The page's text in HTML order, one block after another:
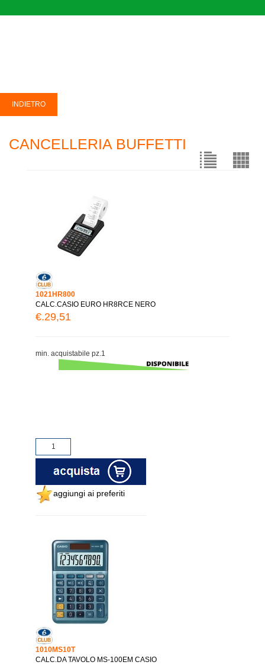
CANCELLERIA BUFFETTI
1021HR800
CALC.CASIO EURO HR8RCE NERO
€.29,51
min. acquistabile pz.1
aggiungi ai preferiti
1010MS10T
CALC.DA TAVOLO MS-100EM CASIO